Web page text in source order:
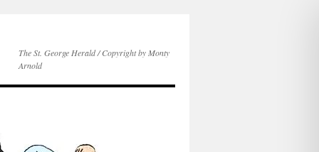
The St. George Herald / Copyright by Monty
Arnold